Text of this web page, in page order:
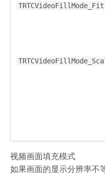
TRTCVideoFillMode_Fit
视频画面填充模式
如果画面的显示分辨率不